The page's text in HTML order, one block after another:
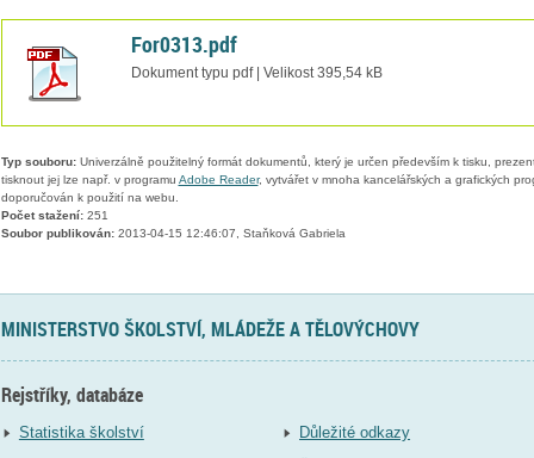
For0313.pdf
Dokument typu pdf | Velikost 395,54 kB
Typ souboru:Univerzálně použitelný formát dokumentů, který je určen především k tisku,
tisknout jej lze např. v programu Adobe Reader, vytvářet v mnoha kancelářských a grafických
doporučován k použití na webu.
Počet stažení:251
Soubor publikován:2013-04-15 12:46:07, Staňková Gabriela
MINISTERSTVO ŠKOLSTVÍ, MLÁDEŽE A TĚLOVÝCHOVY
Rejstříky, databáze
Statistika školství
Důležité odkazy